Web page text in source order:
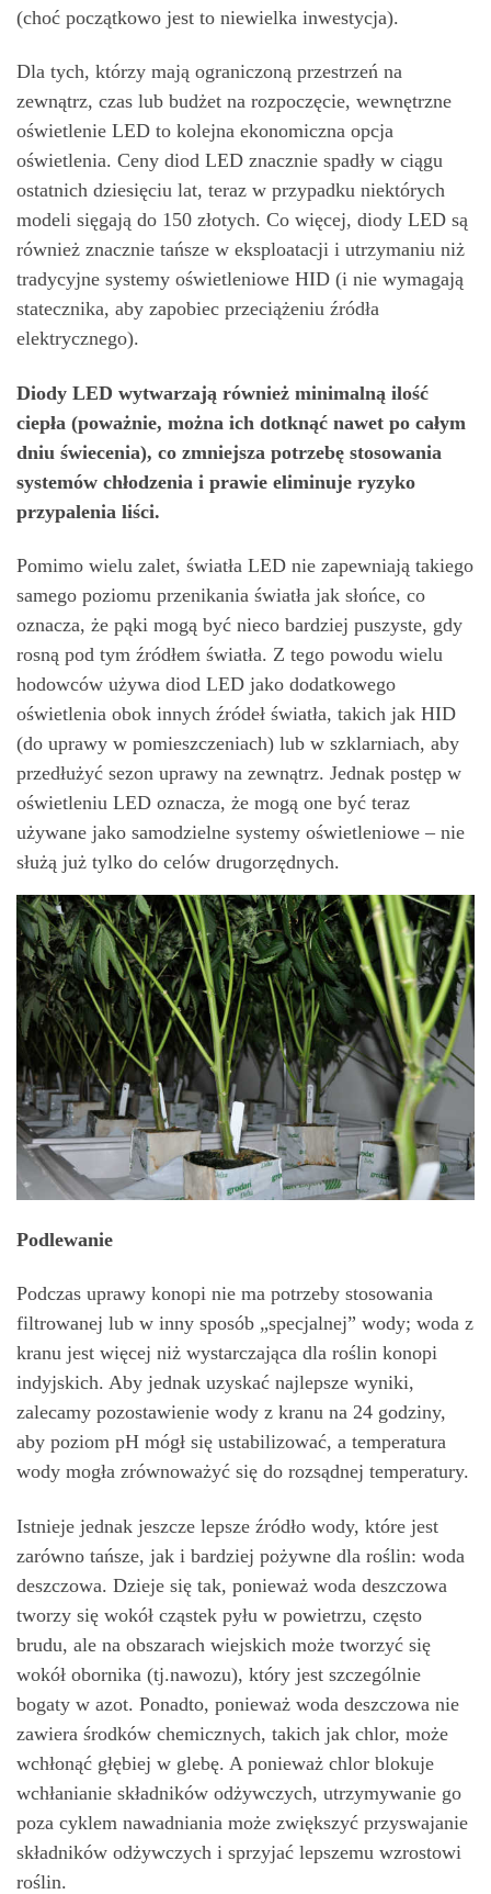
(choć początkowo jest to niewielka inwestycja).
Dla tych, którzy mają ograniczoną przestrzeń na
zewnątrz, czas lub budżet na rozpoczęcie, wewnętrzne
oświetlenie LED to kolejna ekonomiczna opcja
oświetlenia. Ceny diod LED znacznie spadły w ciągu
ostatnich dziesięciu lat, teraz w przypadku niektórych
modeli sięgają do 150 złotych. Co więcej, diody LED są
również znacznie tańsze w eksploatacji i utrzymaniu niż
tradycyjne systemy oświetleniowe HID (i nie wymagają
statecznika, aby zapobiec przeciążeniu źródła
elektrycznego).
Diody LED wytwarzają również minimalną ilość
ciepła (poważnie, można ich dotknąć nawet po całym
dniu świecenia), co zmniejsza potrzebę stosowania
systemów chłodzenia i prawie eliminuje ryzyko
przypalenia liści.
Pomimo wielu zalet, światła LED nie zapewniają takiego
samego poziomu przenikania światła jak słońce, co
oznacza, że ​​pąki mogą być nieco bardziej puszyste, gdy
rosną pod tym źródłem światła. Z tego powodu wielu
hodowców używa diod LED jako dodatkowego
oświetlenia obok innych źródeł światła, takich jak HID
(do uprawy w pomieszczeniach) lub w szklarniach, aby
przedłużyć sezon uprawy na zewnątrz. Jednak postęp w
oświetleniu LED oznacza, że ​​mogą one być teraz
używane jako samodzielne systemy oświetleniowe – nie
służą już tylko do celów drugorzędnych.
Podlewanie
Podczas uprawy konopi nie ma potrzeby stosowania
filtrowanej lub w inny sposób „specjalnej” wody; woda z
kranu jest więcej niż wystarczająca dla roślin konopi
indyjskich. Aby jednak uzyskać najlepsze wyniki,
zalecamy pozostawienie wody z kranu na 24 godziny,
aby poziom pH mógł się ustabilizować, a temperatura
wody mogła zrównoważyć się do rozsądnej temperatury.
Istnieje jednak jeszcze lepsze źródło wody, które jest
zarówno tańsze, jak i bardziej pożywne dla roślin: woda
deszczowa. Dzieje się tak, ponieważ woda deszczowa
tworzy się wokół cząstek pyłu w powietrzu, często
brudu, ale na obszarach wiejskich może tworzyć się
wokół obornika (tj.nawozu), który jest szczególnie
bogaty w azot. Ponadto, ponieważ woda deszczowa nie
zawiera środków chemicznych, takich jak chlor, może
wchłonąć głębiej w glebę. A ponieważ chlor blokuje
wchłanianie składników odżywczych, utrzymywanie go
poza cyklem nawadniania może zwiększyć przyswajanie
składników odżywczych i sprzyjać lepszemu wzrostowi
roślin.